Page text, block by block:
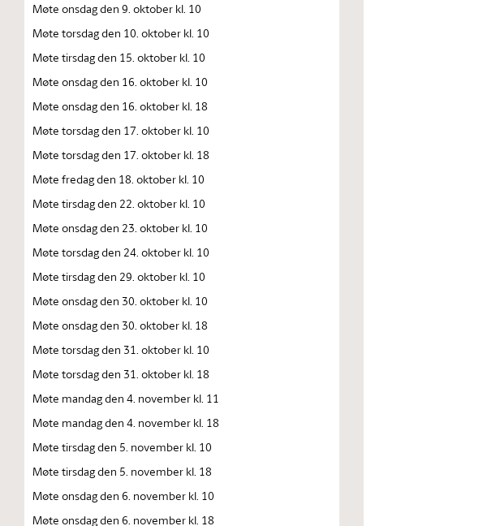
Møte onsdag den 9. oktober kl. 10
Møte torsdag den 10. oktober kl. 10
Møte tirsdag den 15. oktober kl. 10
Møte onsdag den 16. oktober kl. 10
Møte onsdag den 16. oktober kl. 18
Møte torsdag den 17. oktober kl. 10
Møte torsdag den 17. oktober kl. 18
Møte fredag den 18. oktober kl. 10
Møte tirsdag den 22. oktober kl. 10
Møte onsdag den 23. oktober kl. 10
Møte torsdag den 24. oktober kl. 10
Møte tirsdag den 29. oktober kl. 10
Møte onsdag den 30. oktober kl. 10
Møte onsdag den 30. oktober kl. 18
Møte torsdag den 31. oktober kl. 10
Møte torsdag den 31. oktober kl. 18
Møte mandag den 4. november kl. 11
Møte mandag den 4. november kl. 18
Møte tirsdag den 5. november kl. 10
Møte tirsdag den 5. november kl. 18
Møte onsdag den 6. november kl. 10
Møte onsdag den 6. november kl. 18